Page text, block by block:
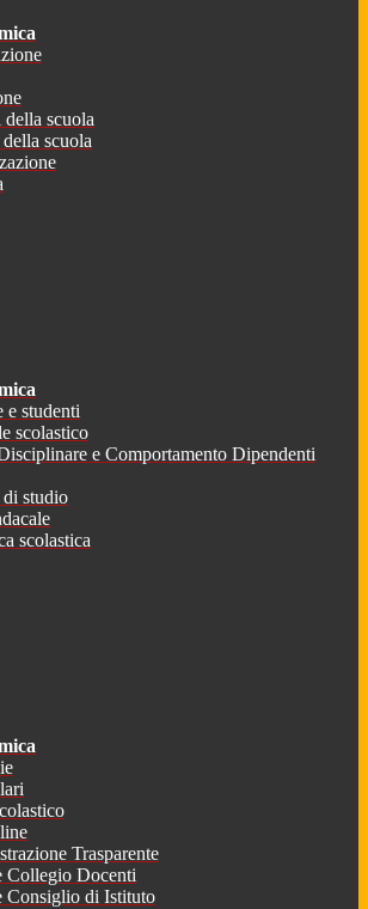
scuola
scuola
e studenti
scolastico
e Comportamento Dipendenti
di studio
scolastica
Trasparente
Collegio Docenti
Consiglio di Istituto